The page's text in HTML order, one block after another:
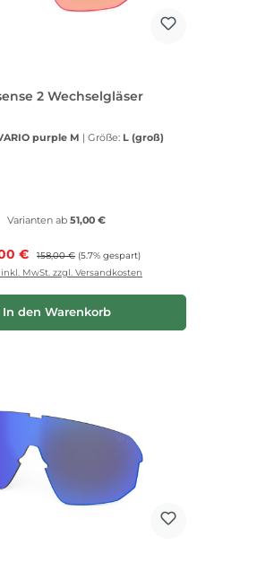
2 Wechselgläser
purple M | Größe: L (groß)
Varianten ab 51,00 €
€ Regulärer Preis:
158,00 € (5.7% gespart)
inkl. MwSt. zzgl. Versandkosten
In den Warenkorb